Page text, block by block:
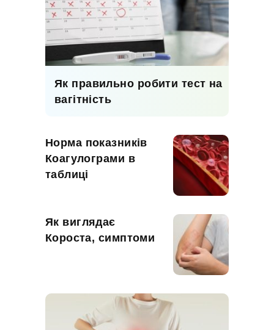
Як правильно робити тест на
вагітність
Норма показників
Коагулограми в
таблиці
Як виглядає
Короста, симптоми